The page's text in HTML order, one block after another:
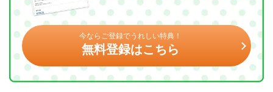
今ならご登録でうれしい特典！
無料登録はこちら